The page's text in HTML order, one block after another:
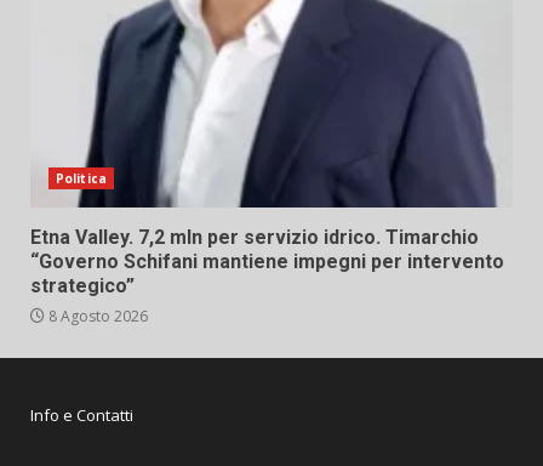
Politica
Etna Valley. 7,2 mln per servizio idrico. Timarchio
“Governo Schifani mantiene impegni per intervento
strategico”
8 Agosto 2026
Info e Contatti